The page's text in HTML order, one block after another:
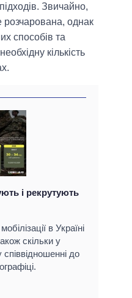
Звичайно,
розчарована, однак
способів та
кількість
і рекрутують
в Україні
скільки у
співвідношенні до